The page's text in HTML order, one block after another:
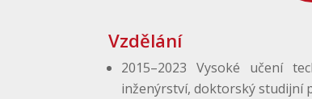
Vzdělání
2015–2023 Vysoké učení
inženýrství, doktorský studijní